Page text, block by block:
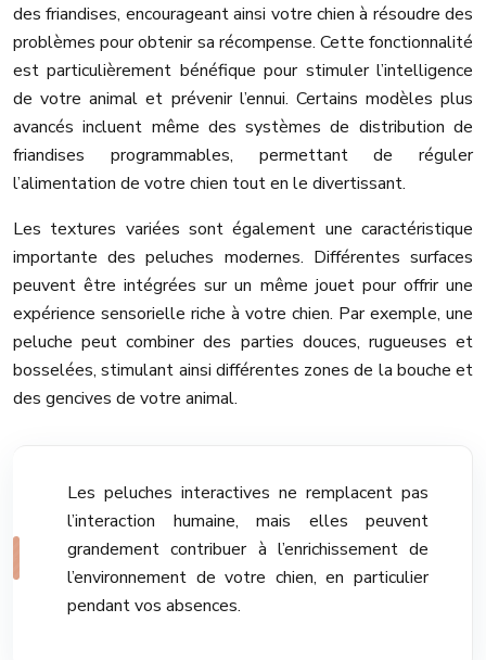
des friandises, encourageant ainsi votre chien à résoudre des
problèmes pour obtenir sa récompense. Cette fonctionnalité
est particulièrement bénéfique pour stimuler l’intelligence
de votre animal et prévenir l’ennui. Certains modèles plus
avancés incluent même des systèmes de distribution de
friandises programmables, permettant de réguler
l’alimentation de votre chien tout en le divertissant.
Les textures variées sont également une caractéristique
importante des peluches modernes. Différentes surfaces
peuvent être intégrées sur un même jouet pour offrir une
expérience sensorielle riche à votre chien. Par exemple, une
peluche peut combiner des parties douces, rugueuses et
bosselées, stimulant ainsi différentes zones de la bouche et
des gencives de votre animal.
Les peluches interactives ne remplacent pas
l’interaction humaine, mais elles peuvent
grandement contribuer à l’enrichissement de
l’environnement de votre chien, en particulier
pendant vos absences.